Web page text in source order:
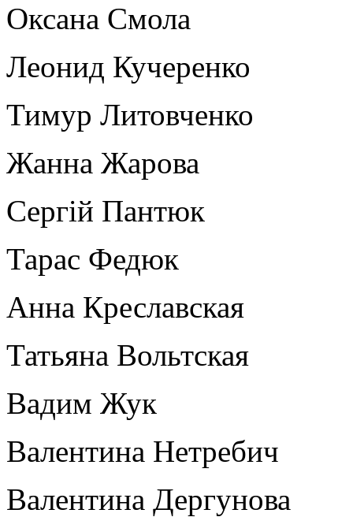
Оксана Смола
Леонид Кучеренко
Тимур Литовченко
Жанна Жарова
Сергій Пантюк
Тарас Федюк
Анна Креславская
Татьяна Вольтская
Вадим Жук
Валентина Нетребич
Валентина Дергунова